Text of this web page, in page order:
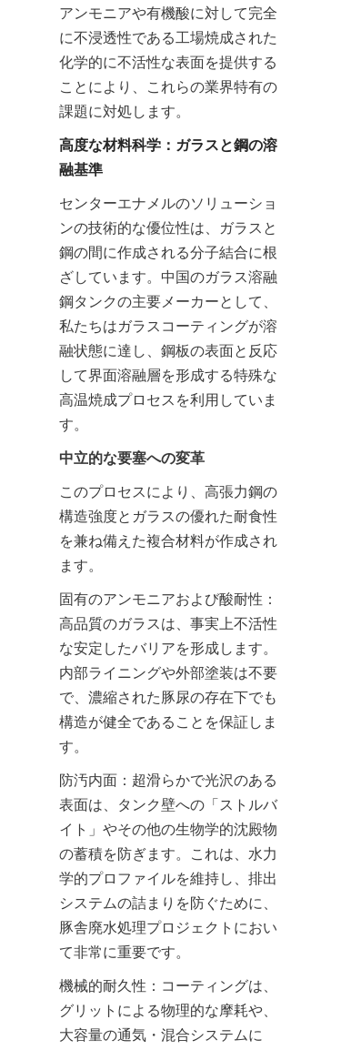
アンモニアや有機酸に対して完全
に不浸透性である工場焼成された
化学的に不活性な表面を提供する
ことにより、これらの業界特有の
課題に対処します。
高度な材料科学：ガラスと鋼の溶
融基準
センターエナメルのソリューショ
ンの技術的な優位性は、ガラスと
鋼の間に作成される分子結合に根
ざしています。中国のガラス溶融
鋼タンクの主要メーカーとして、
私たちはガラスコーティングが溶
融状態に達し、鋼板の表面と反応
して界面溶融層を形成する特殊な
高温焼成プロセスを利用していま
す。
中立的な要塞への変革
このプロセスにより、高張力鋼の
構造強度とガラスの優れた耐食性
を兼ね備えた複合材料が作成され
ます。
固有のアンモニアおよび酸耐性：
高品質のガラスは、事実上不活性
な安定したバリアを形成します。
内部ライニングや外部塗装は不要
で、濃縮された豚尿の存在下でも
構造が健全であることを保証しま
す。
防汚内面：超滑らかで光沢のある
表面は、タンク壁への「ストルバ
イト」やその他の生物学的沈殿物
の蓄積を防ぎます。これは、水力
学的プロファイルを維持し、排出
システムの詰まりを防ぐために、
豚舎廃水処理プロジェクトにおい
て非常に重要です。
機械的耐久性：コーティングは、
グリットによる物理的な摩耗や、
大容量の通気・混合システムに